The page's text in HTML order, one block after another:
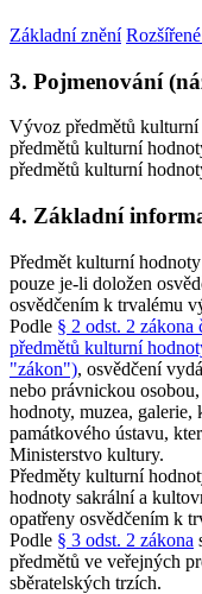
Základní znění
3. Pojmenování
Vývoz předmětů kulturní
předmětů kulturní
předmětů kulturní
4. Základní
Předmět kulturní hodnoty
pouze je-li doložen
osvědčením k trvalému
Podle § 2 odst. 2
předmětů kulturní
"zákon"), osvědčení
nebo právnickou
hodnoty, muzea,
památkového ústavu,
Ministerstvo kultury.
Předměty kulturní
hodnoty sakrální a
opatřeny osvědčením k
Podle § 3 odst. 2 zákona
předmětů ve veřejných
sběratelských trzích.